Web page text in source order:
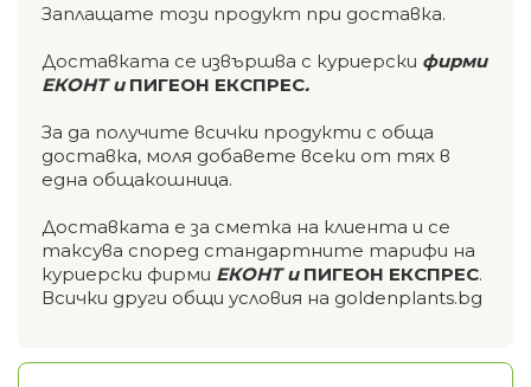
Заплащате този продукт при доставка.
Доставката се извършва с куриерски фирми
ЕКОНТ и ПИГЕОН ЕКСПРЕС.
За да получите всички продукти с обща
доставка, моля добавете всеки от тях в
една общакошница.
Доставката е за сметка на клиента и се
таксува според стандартните тарифи на
куриерски фирми ЕКОНТ и ПИГЕОН ЕКСПРЕС.
Всички други общи условия на goldenplants.bg